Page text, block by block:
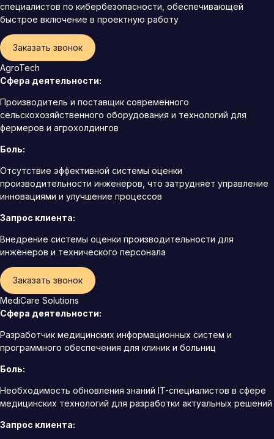
специалистов по кибербезопасности, обеспечивающей
быстрое включение в проектную работу
Заказать звонок
AgroTech
Сфера деятельности:
Производитель и поставщик современного
сельскохозяйственного оборудования и технологий для
фермеров и агрохолдингов
Боль:
Отсутствие эффективной системы оценки
производительности инженеров, что затрудняет управление
инновациями и улучшение процессов
Запрос клиента:
Внедрение системы оценки производительности для
инженеров и технического персонала
Заказать звонок
MediCare Solutions
Сфера деятельности:
Разработчик медицинских информационных систем и
программного обеспечения для клиник и больниц
Боль:
Необходимость обновления знаний IT-специалистов в сфере
медицинских технологий для разработки актуальных решений
Запрос клиента: